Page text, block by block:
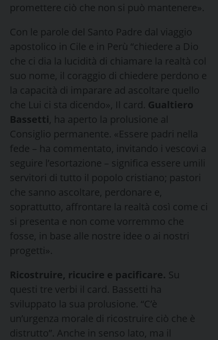
promettere ciò che non si può mantenere».
Con le parole del Santo Padre dal viaggio
apostolico in Cile e in Perù “chiedere a Dio
che ci dia la lucidità di chiamare la realtà col
suo nome, il coraggio di chiedere perdono e
la capacità di imparare ad ascoltare quello
che Lui ci sta dicendo», Il card. Gualtiero
Bassetti, ha aperto la prolusione al
Consiglio permanente. «Essere padri nella
fede – ha commentato, invitando i vescovi a
seguire l’esortazione – significa essere umili
servitori di tutto il popolo cristiano; pastori
che sanno ascoltare, perdonare e,
soprattutto, affrontare la realtà così come ci
si presenta e non come vorremmo che
fosse, in base alle nostre idee o ai nostri
progetti».
Ricostruire, ricucire e pacificare. Su
questi tre verbi il card. Bassetti ha
sviluppato la sua prolusione. “C’è
un’urgenza morale di ricostruire ciò che è
distrutto”. Anche in senso lato, ma il